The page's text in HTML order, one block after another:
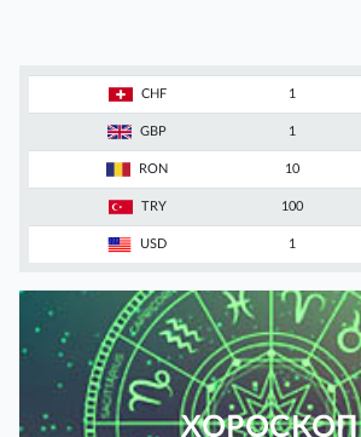
CHF 1
GBP 1
RON 10
TRY 100
USD 1
ХОРОСКОП